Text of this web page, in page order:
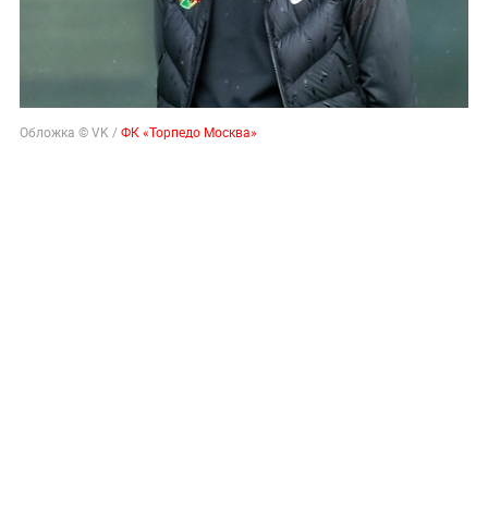
Обложка © VK /ФК «Торпедо Москва»